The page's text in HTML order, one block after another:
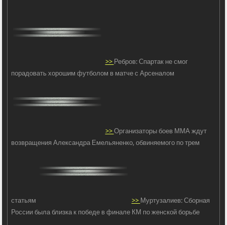
>>Ребров: Спартак не смог
порадовать хорошим футболом в матче с Арсеналом
>>Организаторы боев ММА ждут
возвращения Александра Емельяненко, обвиняемого по трем
статьям >>Муртузалиев: Сборная
России была близка к победе в финале КМ по женской борьбе